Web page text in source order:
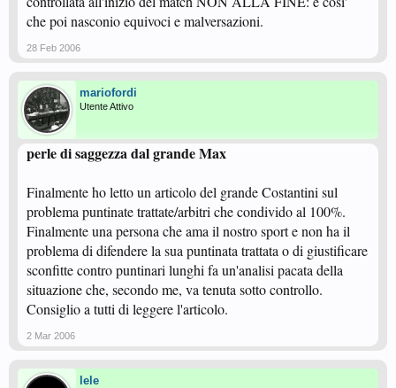
che poi nasconio equivoci e malversazioni.
28 Feb 2006
mariofordi
Utente Attivo
perle di saggezza dal grande Max
Finalmente ho letto un articolo del grande Costantini sul
problema puntinate trattate/arbitri che condivido al 100%.
Finalmente una persona che ama il nostro sport e non ha il
problema di difendere la sua puntinata trattata o di giustificare
sconfitte contro puntinari lunghi fa un'analisi pacata della
situazione che, secondo me, va tenuta sotto controllo.
Consiglio a tutti di leggere l'articolo.
2 Mar 2006
lele